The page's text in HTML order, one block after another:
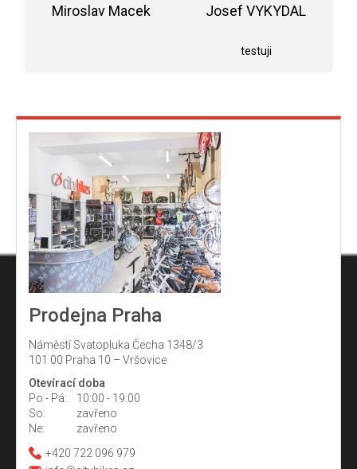
Miroslav Macek Josef VYKYDAL
testuji
Prodejna Praha
Náměstí Svatopluka Čecha 1348/3
101 00 Praha 10 – Vršovice
Otevírací doba
Po - Pá:
10:00 - 19:00
So:
zavřeno
Ne:
zavřeno
+420 722 096 979